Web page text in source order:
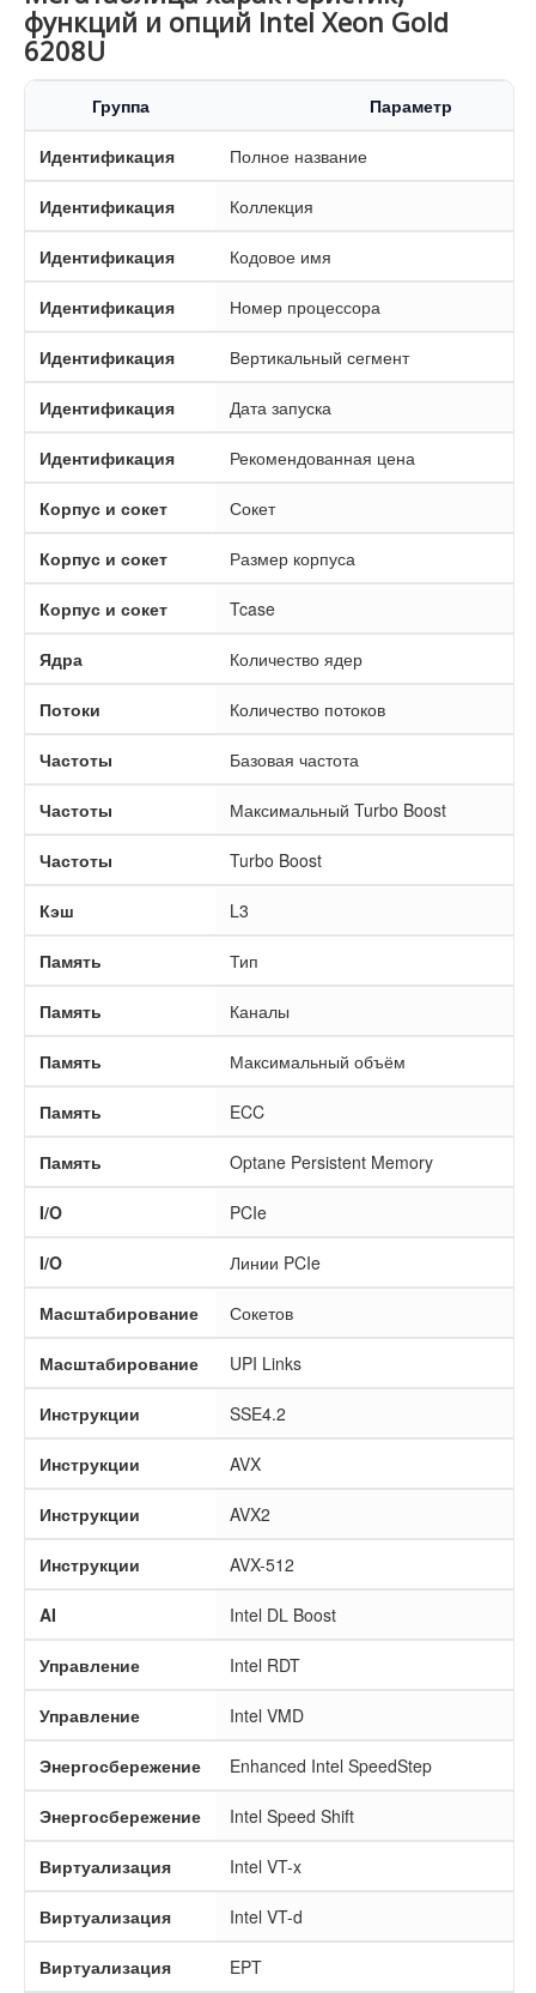
функций и опций Intel Xeon Gold
6208U
Группа Параметр
Идентификация Полное название
Идентификация Коллекция
Идентификация Кодовое имя
Идентификация Номер процессора
Идентификация Вертикальный сегмент
Идентификация Дата запуска
Идентификация Рекомендованная цена
Корпус и сокет Сокет
Корпус и сокет Размер корпуса
Корпус и сокет Tcase
Ядра Количество ядер
Потоки Количество потоков
Частоты Базовая частота
Частоты Максимальный Turbo Boost
Частоты Turbo Boost
Кэш L3
Память Тип
Память Каналы
Память Максимальный объём
Память ECC
Память Optane Persistent Memory
I/O PCIe
I/O Линии PCIe
Масштабирование Сокетов
Масштабирование UPI Links
Инструкции SSE4.2
Инструкции AVX
Инструкции AVX2
Инструкции AVX-512
AI Intel DL Boost
Управление Intel RDT
Управление Intel VMD
Энергосбережение Enhanced Intel SpeedStep
Энергосбережение Intel Speed Shift
Виртуализация Intel VT-x
Виртуализация Intel VT-d
Виртуализация EPT